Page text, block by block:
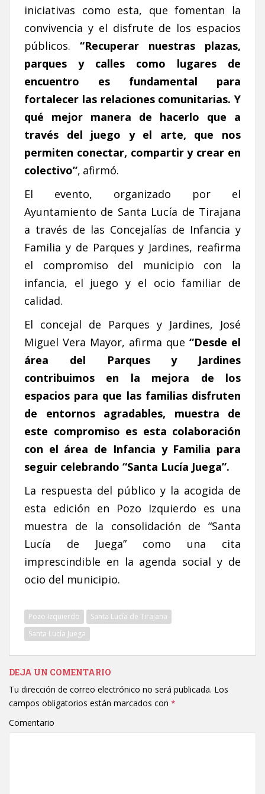
iniciativas como esta, que fomentan la
convivencia y el disfrute de los espacios
públicos. “Recuperar nuestras plazas,
parques y calles como lugares de
encuentro es fundamental para
fortalecer las relaciones comunitarias. Y
qué mejor manera de hacerlo que a
través del juego y el arte, que nos
permiten conectar, compartir y crear en
colectivo”, afirmó.
El evento, organizado por el
Ayuntamiento de Santa Lucía de Tirajana
a través de las Concejalías de Infancia y
Familia y de Parques y Jardines, reafirma
el compromiso del municipio con la
infancia, el juego y el ocio familiar de
calidad.
El concejal de Parques y Jardines, José
Miguel Vera Mayor, afirma que “Desde el
área del Parques y Jardines
contribuimos en la mejora de los
espacios para que las familias disfruten
de entornos agradables, muestra de
este compromiso es esta colaboración
con el área de Infancia y Familia para
seguir celebrando “Santa Lucía Juega”.
La respuesta del público y la acogida de
esta edición en Pozo Izquierdo es una
muestra de la consolidación de “Santa
Lucía de Juega” como una cita
imprescindible en la agenda social y de
ocio del municipio.
Pozo Izquierdo
Santa Lucía de Tirajana
Santa Lucía Juega
DEJA UN COMENTARIO
Tu dirección de correo electrónico no será publicada. Los
campos obligatorios están marcados con *
Comentario